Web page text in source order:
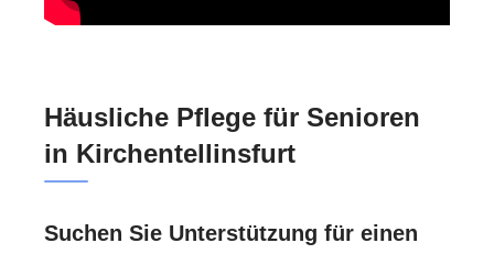
Häusliche Pflege für Senioren
in Kirchentellinsfurt
Suchen Sie Unterstützung für einen